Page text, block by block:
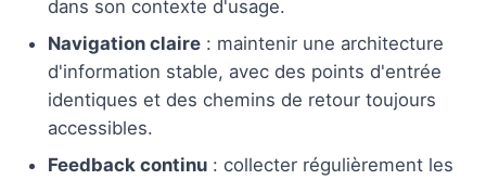
dans son contexte d'usage.
Navigation claire : maintenir une architecture
d'information stable, avec des points d'entrée
identiques et des chemins de retour toujours
accessibles.
Feedback continu : collecter régulièrement les